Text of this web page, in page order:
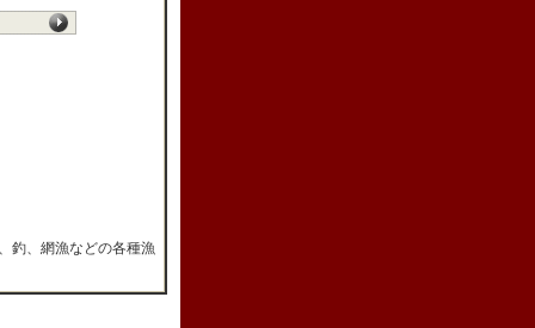
釣、網漁などの各種漁